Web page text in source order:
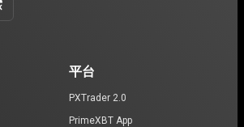
平台
PXTrader 2.0
PrimeXBT App